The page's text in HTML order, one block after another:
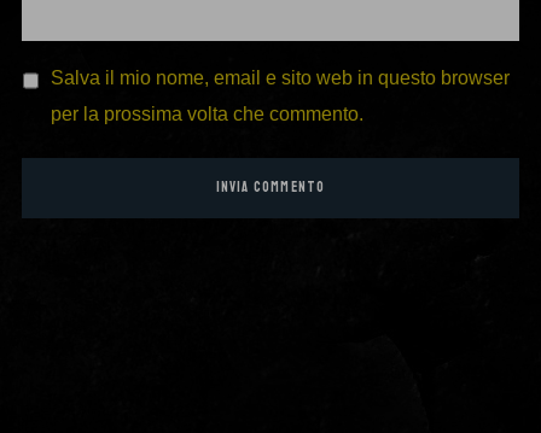
Salva il mio nome, email e sito web in questo browser
per la prossima volta che commento.